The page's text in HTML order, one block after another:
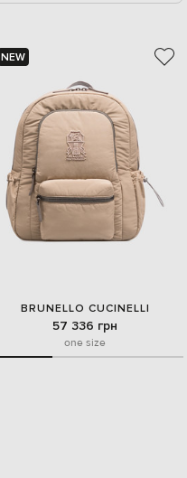
NEW
BRUNELLO CUCINELLI
57 336 грн
one size